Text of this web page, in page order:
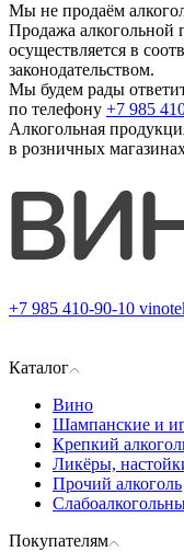
Мы не продаём
Продажа
осуществляется в
законодательством.
Мы будем рады
по телефону +7 985
Алкогольная
в розничных
+7 985 410-90-10
Каталог
Вино
Шампанские и
Крепкий
Ликёры,
Прочий алкоголь
Покупателям